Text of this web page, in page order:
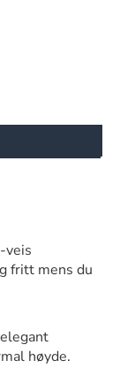
veis
fritt mens du
høyde.